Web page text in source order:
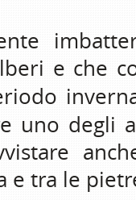
e che
uno degli
e tra le